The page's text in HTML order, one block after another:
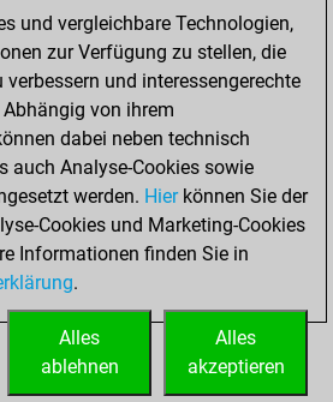
Brett
0
0
0
und vergleichbare Technologien,
zur Verfügung zu stellen, die
und interessengerechte
von ihrem
dabei neben technisch
auch Analyse-Cookies sowie
werden. Hierkönnen Sie der
Cookies und Marketing-Cookies
Informationen finden Sie in
.
Alles
akzeptieren
Alles
ablehnen